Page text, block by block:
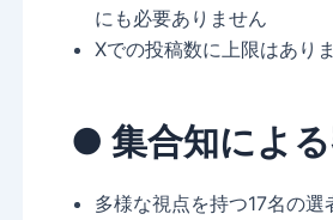
にも必要ありません
Xでの投稿数に上限はあり
● 集合知によ
多様な視点を持つ17名の